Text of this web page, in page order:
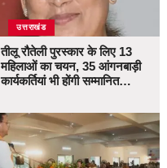
उत्तराखंड
तीलू रौतेली पुरस्कार के लिए 13
महिलाओं का चयन, 35 आंगनबाड़ी
कार्यकर्तियां भी होंगी सम्मानित…